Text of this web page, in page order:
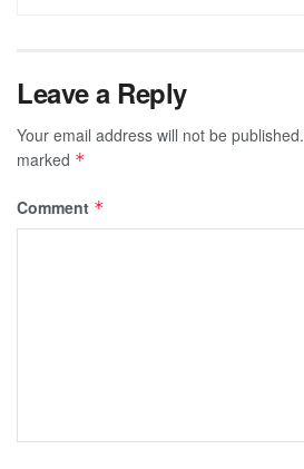
Leave a Reply
Your email address will not be published.
marked *
Comment *